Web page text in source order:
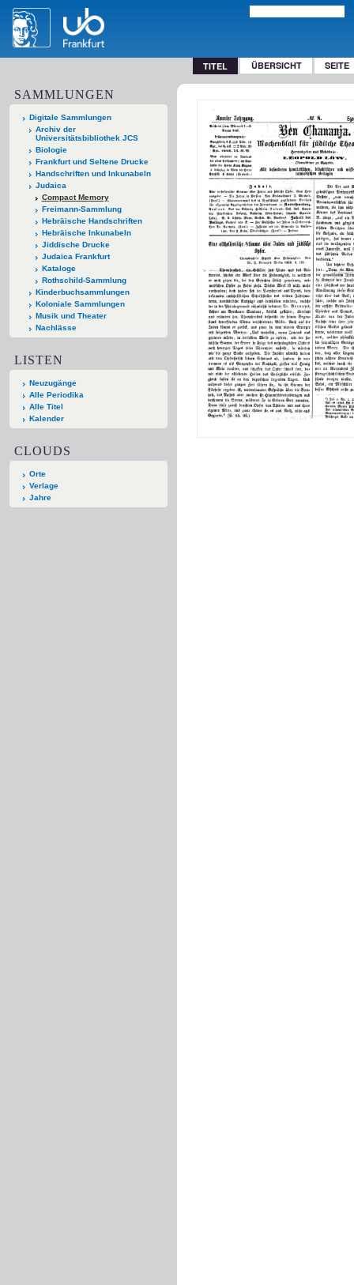
TITEL ÜBERSICHT SEITE
SAMMLUNGEN
Digitale Sammlungen
Archiv der
Universitätsbibliothek JCS
Biologie
Frankfurt und Seltene Drucke
Handschriften und Inkunabeln
Judaica
Compact Memory
Freimann-Sammlung
Hebräische Handschriften
Hebräische Inkunabeln
Jiddische Drucke
Judaica Frankfurt
Kataloge
Rothschild-Sammlung
Kinderbuchsammlungen
Koloniale Sammlungen
Musik und Theater
Nachlässe
LISTEN
Neuzugänge
Alle Periodika
Alle Titel
Kalender
CLOUDS
Orte
Verlage
Jahre